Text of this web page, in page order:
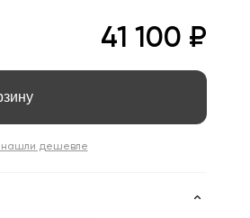
41 100 ₽
нашли дешевле